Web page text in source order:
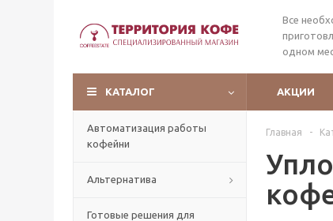
Все
одном
КАТАЛОГ АКЦИИ
Автоматизация работы
кофейни
Альтернатива
Готовые решения для
Главная -